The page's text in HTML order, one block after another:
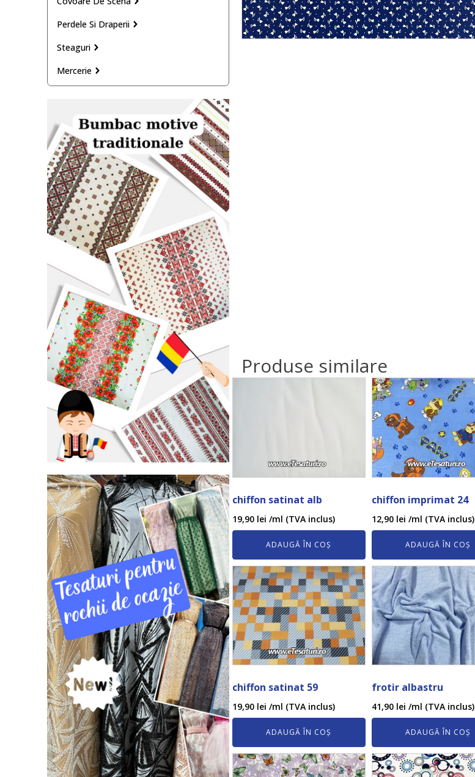
Perdele Si Draperii
Steaguri
Mercerie
Produse similare
chiffon satinat alb
19,90 lei /ml (TVA inclus)
ADAUGĂ ÎN COȘ
chiffon imprimat 24
12,90 lei /ml (TVA inclus)
ADAUGĂ ÎN COȘ
chiffon satinat 59
19,90 lei /ml (TVA inclus)
ADAUGĂ ÎN COȘ
frotir albastru
41,90 lei /ml (TVA inclus)
ADAUGĂ ÎN COȘ